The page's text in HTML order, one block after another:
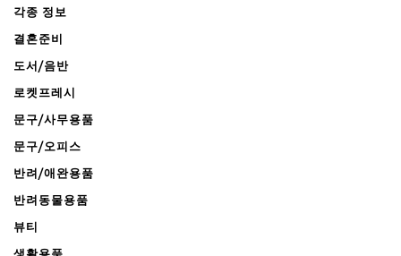
각종 정보
결혼준비
도서/음반
로켓프레시
문구/사무용품
문구/오피스
반려/애완용품
반려동물용품
뷰티